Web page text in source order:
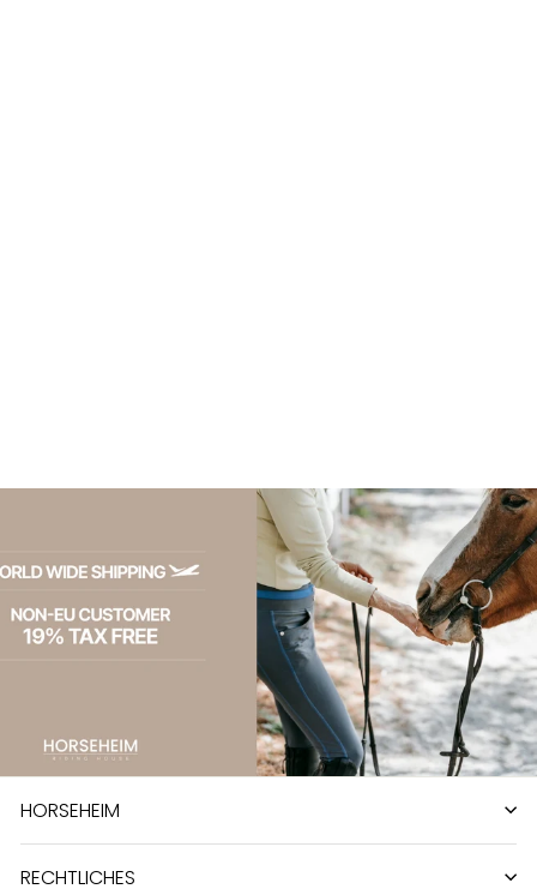
HORSEHEIM
RECHTLICHES